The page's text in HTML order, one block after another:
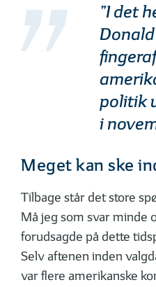
”I det
politik
i
Meget kan ske
Tilbage står det store
Må jeg som svar minde
forudsagde på dette
Selv aftenen inden
var flere amerikanske